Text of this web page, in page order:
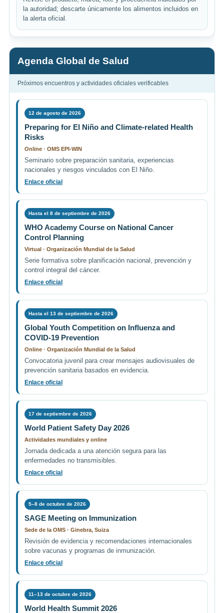
la autoridad; descarte únicamente los alimentos incluidos en
la alerta oficial.
Agenda Global de Salud
Próximos encuentros y actividades oficiales verificables
12 de agosto de 2026
Preparing for El Niño and Climate-related Health
Risks
Online · OMS EPI-WIN
Seminario sobre preparación sanitaria, experiencias
nacionales y riesgos vinculados con El Niño.
Enlace oficial
Hasta el 8 de septiembre de 2026
WHO Academy Course on National Cancer
Control Planning
Virtual · Organización Mundial de la Salud
Serie formativa sobre planificación nacional, prevención y
control integral del cáncer.
Enlace oficial
Hasta el 13 de septiembre de 2026
Global Youth Competition on Influenza and
COVID-19 Prevention
Online · Organización Mundial de la Salud
Convocatoria juvenil para crear mensajes audiovisuales de
prevención sanitaria basados en evidencia.
Enlace oficial
17 de septiembre de 2026
World Patient Safety Day 2026
Actividades mundiales y online
Jornada dedicada a una atención segura para las
enfermedades no transmisibles.
Enlace oficial
5–8 de octubre de 2026
SAGE Meeting on Immunization
Sede de la OMS · Ginebra, Suiza
Revisión de evidencia y recomendaciones internacionales
sobre vacunas y programas de inmunización.
Enlace oficial
11–13 de octubre de 2026
World Health Summit 2026